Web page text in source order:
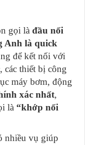
gọi là đầu nối
Anh là quick
để kết nối với
các thiết bị công
máy bơm, động
xác nhất,
là “khớp nối
nhiều vụ giúp